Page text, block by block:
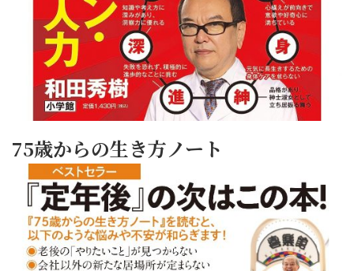
75歳からの生き方ノート